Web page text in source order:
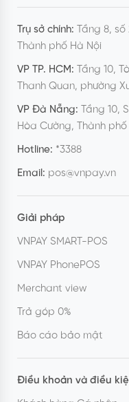
Trụ sở chính: Tầng 8,
Thành phố Hà Nội
VP TP. HCM: Tầng 10,
Thanh Quan, phường
VP Đà Nẵng: Tầng 10,
Hòa Cường, Thành
Hotline: *3388
Email: pos@vnpay.vn
Giải pháp
VNPAY SMART-POS
VNPAY PhonePOS
Merchant view
Trả góp 0%
Báo cáo bảo mật
Điều khoản và điều